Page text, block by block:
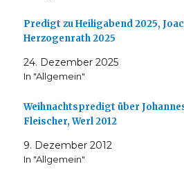
Predigt zu Heiligabend 2025,
Herzogenrath 2025
24. Dezember 2025
In "Allgemein"
Weihnachtspredigt über
Fleischer, Werl 2012
9. Dezember 2012
In "Allgemein"